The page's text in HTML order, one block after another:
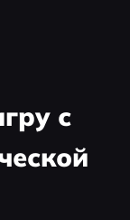
с